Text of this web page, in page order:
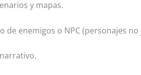
y mapas.
enemigos o NPC (personajes no